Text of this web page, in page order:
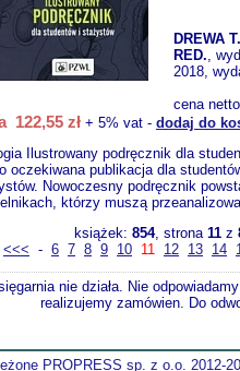
DREWA
RED.,
2018,
cena
122,55 zł + 5% vat - dodaj do
Ilustrowany podręcznik dla
oczekiwana publikacja dla
Nowoczesny podręcznik
którzy muszą
książek: 854, strona 11z
<<< - 6 7 8 9 10 11 12 13 14
nie działa. Nie
realizujemy zamówien. Do
PROPRESS sp. z o.o. 2012-